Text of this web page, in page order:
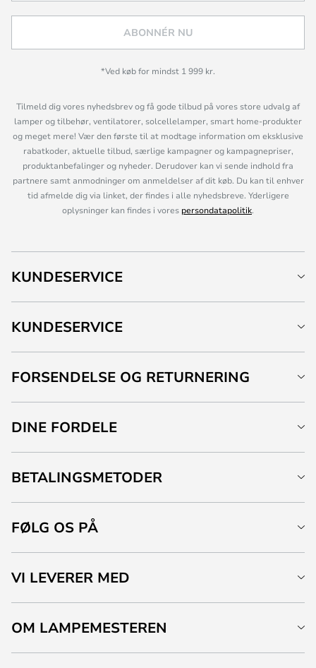
ABONNÉR NU
*Ved køb for mindst 1 999 kr.
Tilmeld dig vores nyhedsbrev og få gode tilbud på vores store udvalg af
lamper og tilbehør, ventilatorer, solcellelamper, smart home-produkter
og meget mere! Vær den første til at modtage information om eksklusive
rabatkoder, aktuelle tilbud, særlige kampagner og kampagnepriser,
produktanbefalinger og nyheder. Derudover kan vi sende indhold fra
partnere samt anmodninger om anmeldelser af dit køb. Du kan til enhver
tid afmelde dig via linket, der findes i alle nyhedsbreve. Yderligere
oplysninger kan findes i vores persondatapolitik.
KUNDESERVICE
KUNDESERVICE
FORSENDELSE OG RETURNERING
DINE FORDELE
BETALINGSMETODER
FØLG OS PÅ
VI LEVERER MED
OM LAMPEMESTEREN